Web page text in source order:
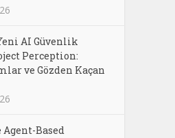
AI Güvenlik
Perception:
ve Gözden Kaçan
Based